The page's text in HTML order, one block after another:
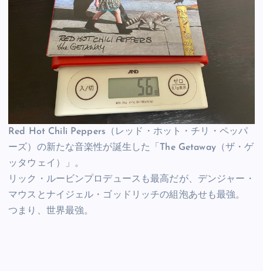
Red Hot Chili Peppers（レッド・ホット・チリ・ペッパ
ーズ）の新たな音楽性が誕生した「The Getaway（ザ・ゲ
ッタウェイ）」。
リック・ルービンプロデュースも最高だが、デンジャー・
マウスとナイジェル・ゴッドリッチの組泡あせも最強。
つまり、世界最強。